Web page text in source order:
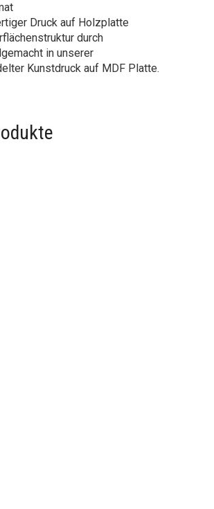
Druck auf Holzplatte
durch
in unserer
Kunstdruck auf MDF Platte.